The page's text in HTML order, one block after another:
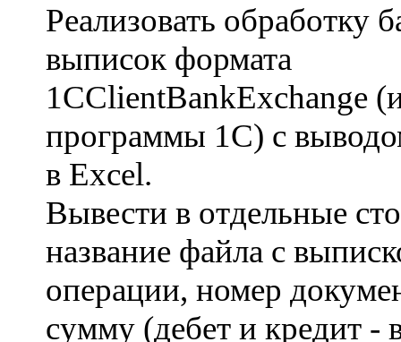
Реализовать обработку
выписок формата
1CClientBankExchange
программы 1С) с
в Excel.
Вывести в отдельные
название файла с
операции, номер
сумму (дебет и кредит -